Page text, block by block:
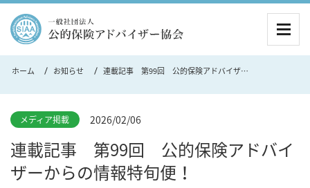
ホーム お知らせ 連載記事 第99回 公的保険アドバイザーからの情報特旬便！
連載記事 第99回 公的保険アドバイ
ザーからの情報特旬便！
メディア掲載 2026/02/06